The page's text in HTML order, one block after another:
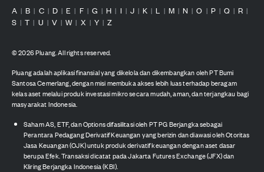
A | B | C | D | E | F | G | H | I | J | K | L | M | N | O | P | Q | R |
S | T | U | V | W | X | Y | Z
©2026Pluang. All rights reserved.
Pluang adalah aplikasi finansial yang dikelola dan dikembangkan oleh PT Bumi
Santosa Cemerlang, dengan misi membuka akses lebih luas terhadap beragam
kelas aset melalui produk investasi mikro secara mudah, aman, dan terjangkau bagi
masyarakat Indonesia.
Saham AS, ETF, dan Options difasilitasi oleh PT PG Berjangka sebagai
Perantara Pedagang Derivatif Keuangan yang berizin dan diawasi oleh Otoritas
Jasa Keuangan (OJK) untuk produk derivatif keuangan dengan aset dasar
berupa Efek. Transaksi dicatat pada Jakarta Futures Exchange (JFX) dan
Kliring Berjangka Indonesia (KBI).